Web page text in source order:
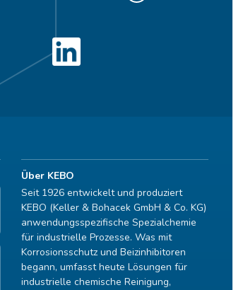
Über KEBO
Seit 1926 entwickelt und produziert
KEBO (Keller & Bohacek GmbH & Co. KG)
anwendungsspezifische Spezialchemie
für industrielle Prozesse. Was mit
Korrosionsschutz und Beizinhibitoren
begann, umfasst heute Lösungen für
industrielle chemische Reinigung,